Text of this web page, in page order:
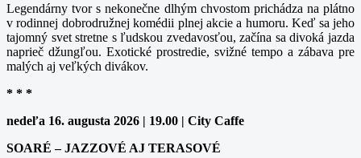
Legendárny tvor s nekonečne dlhým chvostom prichádza na plátno
v rodinnej dobrodružnej komédii plnej akcie a humoru. Keď sa jeho
tajomný svet stretne s ľudskou zvedavosťou, začína sa divoká jazda
naprieč džungľou. Exotické prostredie, svižné tempo a zábava pre
malých aj veľkých divákov.
* * *
nedeľa 16. augusta 2026 | 19.00 | City Caffe
SOARÉ – JAZZOVÉ AJ TERASOVÉ